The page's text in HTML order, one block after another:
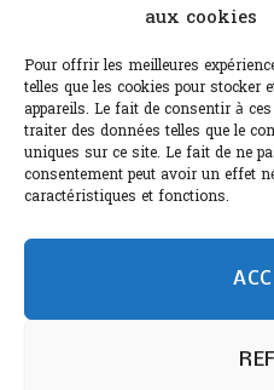
aux cookies
Pour offrir les meilleures
telles que les cookies pour
appareils. Le fait de consentir à
traiter des données telles que le
uniques sur ce site. Le fait de ne
consentement peut avoir un effet
caractéristiques et fonctions.
Sélection de rosés 2026
L'abus d'alcool est
humain et 0% IA de Paris
Informations